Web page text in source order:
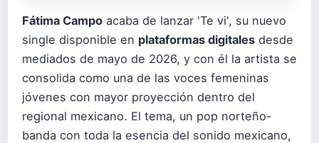
Fátima Campo acaba de lanzar 'Te vi', su nuevo
single disponible en plataformas digitales desde
mediados de mayo de 2026, y con él la artista se
consolida como una de las voces femeninas
jóvenes con mayor proyección dentro del
regional mexicano. El tema, un pop norteño-
banda con toda la esencia del sonido mexicano,